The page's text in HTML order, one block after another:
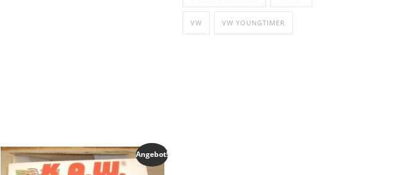
Angebot!
VW VW YOUNGTIMER